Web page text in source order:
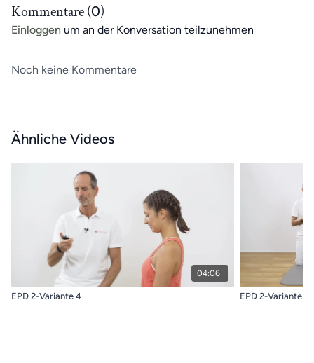
Kommentare (0)
Einloggen um an der Konversation teilzunehmen
Noch keine Kommentare
Ähnliche Videos
04:06
EPD 2-Variante 4 EPD 2-Variante 5